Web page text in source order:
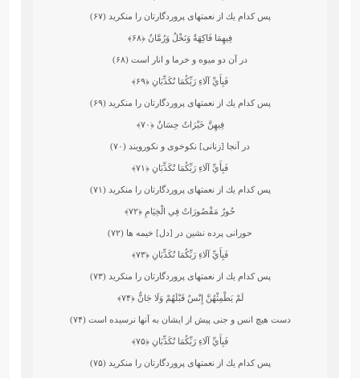
پس كدام يك از نعمتهاى پروردگارتان را منكريد (۶۷)
فِيهِمَا فَاكِهَةٌ وَنَخْلٌ وَرُمَّانٌ ﴿۶۸﴾
در آن دو ميوه و خرما و انار است (۶۸)
فَبِأَيِّ آلَاءِ رَبِّكُمَا تُكَذِّبَانِ ﴿۶۹﴾
پس كدام يك از نعمتهاى پروردگارتان را منكريد (۶۹)
فِيهِنَّ خَيْرَاتٌ حِسَانٌ﴿۷۰﴾
در آنجا [زنانى] نكوخوى و نكورويند (۷۰)
فَبِأَيِّ آلَاءِ رَبِّكُمَا تُكَذِّبَانِ ﴿۷۱﴾
پس كدام يك از نعمتهاى پروردگارتان را منكريد (۷۱)
حُورٌ مَقْصُورَاتٌ فِي الْخِيَامِ ﴿۷۲﴾
حورانى پرده‏ نشين در [دل] خيمه ‏ها (۷۲)
فَبِأَيِّ آلَاءِ رَبِّكُمَا تُكَذِّبَانِ ﴿۷۳﴾
پس كدام يك از نعمتهاى پروردگارتان را منكريد (۷۳)
لَمْ يَطْمِثْهُنَّ إِنْسٌ قَبْلَهُمْ وَلَا جَانٌّ﴿۷۴﴾
دست هيچ انس و جنى پيش از ايشان به آنها نرسيده است (۷۴)
فَبِأَيِّ آلَاءِ رَبِّكُمَا تُكَذِّبَانِ ﴿۷۵﴾
پس كدام يك از نعمتهاى پروردگارتان را منكريد (۷۵)